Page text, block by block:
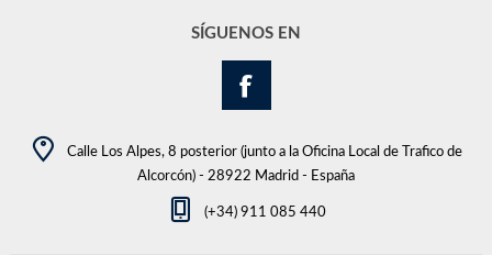
SÍGUENOS EN
Calle Los Alpes, 8 posterior (junto a la Oficina Local de Trafico de
Alcorcón) - 28922 Madrid - España
(+34) 911 085 440